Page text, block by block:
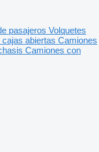
pasajeros Volquetes
abiertas Camiones
Camiones con